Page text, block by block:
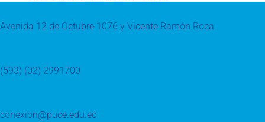
Avenida 12 de Octubre 1076 y Vicente Ramón Roca
(593) (02) 2991700
conexion@puce.edu.ec